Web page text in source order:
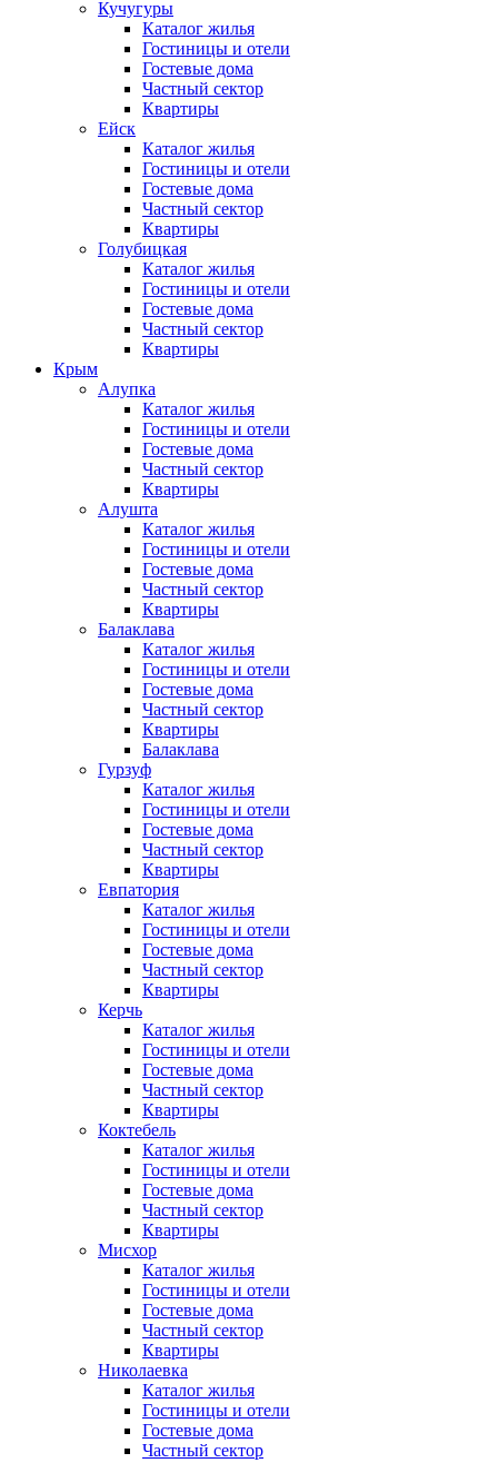
Кучугуры
Каталог жилья
Гостиницы и отели
Гостевые дома
Частный сектор
Квартиры
Ейск
Каталог жилья
Гостиницы и отели
Гостевые дома
Частный сектор
Квартиры
Голубицкая
Каталог жилья
Гостиницы и отели
Гостевые дома
Частный сектор
Квартиры
Крым
Алупка
Каталог жилья
Гостиницы и отели
Гостевые дома
Частный сектор
Квартиры
Алушта
Каталог жилья
Гостиницы и отели
Гостевые дома
Частный сектор
Квартиры
Балаклава
Каталог жилья
Гостиницы и отели
Гостевые дома
Частный сектор
Квартиры
Балаклава
Гурзуф
Каталог жилья
Гостиницы и отели
Гостевые дома
Частный сектор
Квартиры
Евпатория
Каталог жилья
Гостиницы и отели
Гостевые дома
Частный сектор
Квартиры
Керчь
Каталог жилья
Гостиницы и отели
Гостевые дома
Частный сектор
Квартиры
Коктебель
Каталог жилья
Гостиницы и отели
Гостевые дома
Частный сектор
Квартиры
Мисхор
Каталог жилья
Гостиницы и отели
Гостевые дома
Частный сектор
Квартиры
Николаевка
Каталог жилья
Гостиницы и отели
Гостевые дома
Частный сектор